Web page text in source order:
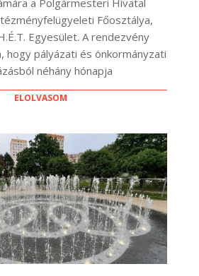
Főosztálya,
Egyesület. A rendezvény
hogy pályázati és önkormányzati
néhány hónapja
ELOLVASOM